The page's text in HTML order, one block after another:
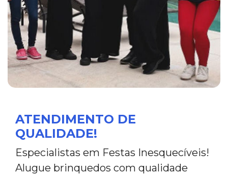
ATENDIMENTO DE
QUALIDADE!
Especialistas em Festas Inesquecíveis!
Alugue brinquedos com qualidade